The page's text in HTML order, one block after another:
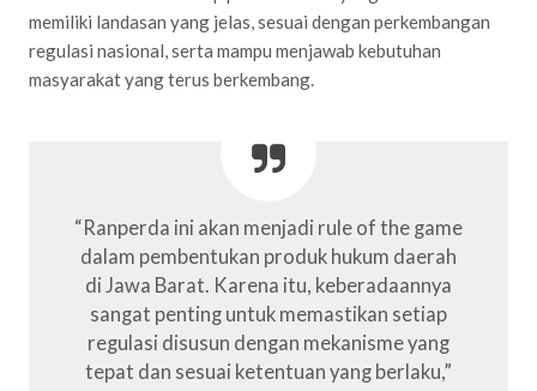
memiliki landasan yang jelas, sesuai dengan perkembangan
regulasi nasional, serta mampu menjawab kebutuhan
masyarakat yang terus berkembang.
“Ranperda ini akan menjadi rule of the game
dalam pembentukan produk hukum daerah
di Jawa Barat. Karena itu, keberadaannya
sangat penting untuk memastikan setiap
regulasi disusun dengan mekanisme yang
tepat dan sesuai ketentuan yang berlaku,”